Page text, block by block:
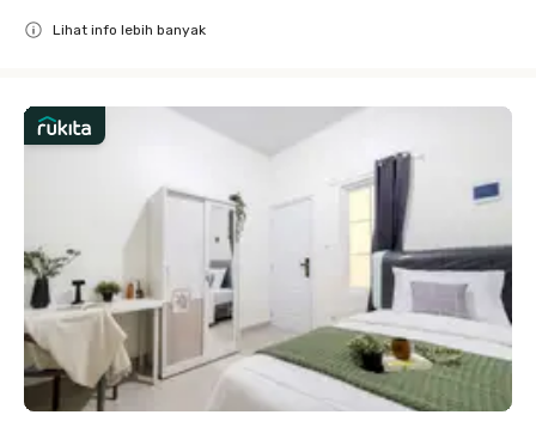
Lihat info lebih banyak